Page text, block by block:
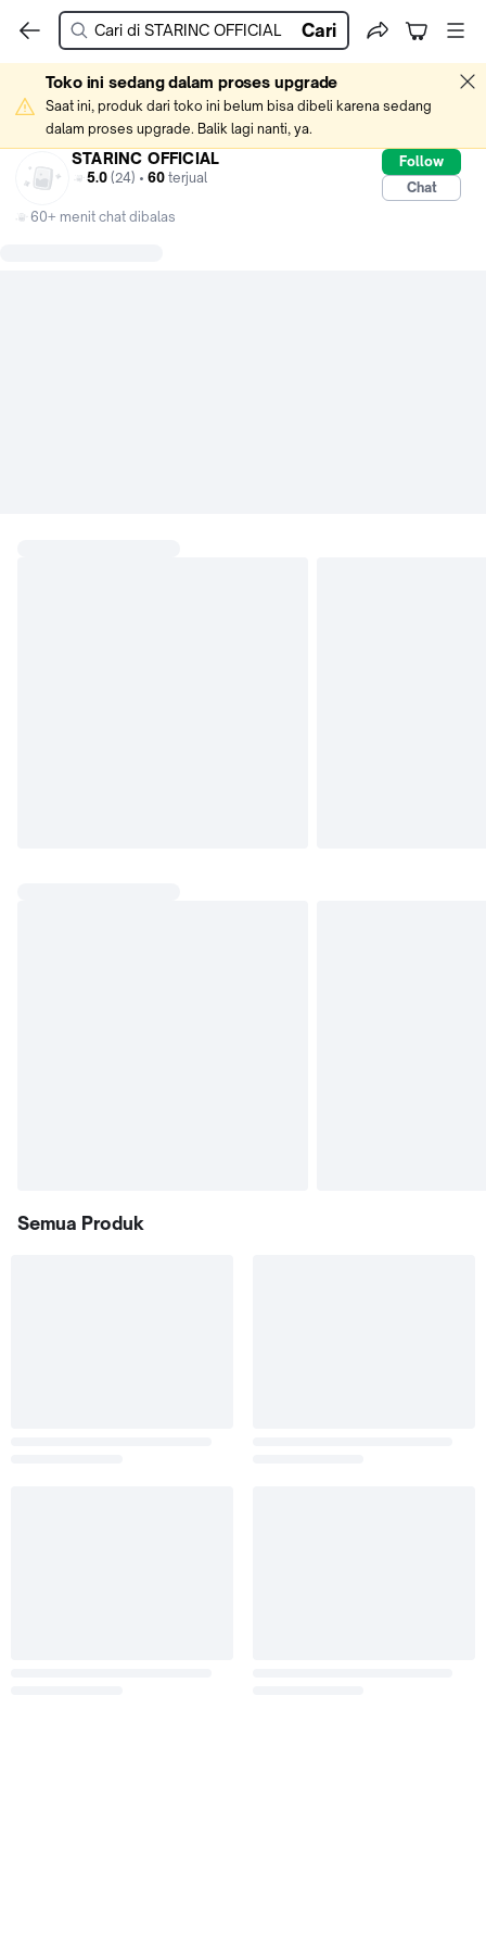
Cari
Toko ini sedang dalam proses upgrade
Saat ini, produk dari toko ini belum bisa dibeli karena sedang
dalam proses upgrade. Balik lagi nanti, ya.
STARINC OFFICIAL
5.0 (24) • 60 terjual
Follow
Chat
60+ menit chat dibalas
Semua Produk